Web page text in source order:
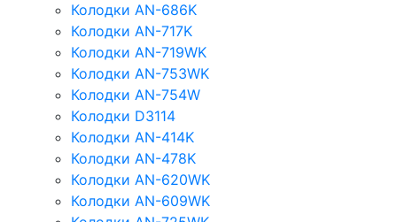
Колодки AN-686K
Колодки AN-717K
Колодки AN-719WK
Колодки AN-753WK
Колодки AN-754W
Колодки D3114
Колодки AN-414K
Колодки AN-478K
Колодки AN-620WK
Колодки AN-609WK